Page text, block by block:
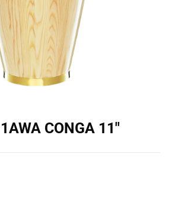
marcas del
mercado,
desde
guitarras, bajos
y baterías
hasta
TambiénCONGA 11″